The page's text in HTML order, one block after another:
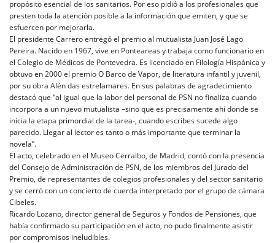
propósito esencial de los sanitarios. Por eso pidió a los profesionales que
presten toda la atención posible a la información que emiten, y que se
esfuercen por mejorarla.
El presidente Carrero entregó el premio al mutualista Juan José Lago
Pereira. Nacido en 1967, vive en Ponteareas y trabaja como funcionario en
el Colegio de Médicos de Pontevedra. Es licenciado en Filología Hispánica y
obtuvo en 2000 el premio O Barco de Vapor, de literatura infantil y juvenil,
por su obra Alén das estrelamares. En sus palabras de agradecimiento
destacó que “al igual que la labor del personal de PSN no finaliza cuando
incorpora a un nuevo mutualista –sino que es precisamente ahí donde se
inicia la etapa primordial de la tarea-, cuando escribes sucede algo
parecido. Llegar al lector es tanto o más importante que terminar la
novela”.
El acto, celebrado en el Museo Cerralbo, de Madrid, contó con la presencia
del Consejo de Administración de PSN, de los miembros del Jurado del
Premio, de representantes de colegios profesionales y del sector sanitario
y se cerró con un concierto de cuerda interpretado por el grupo de cámara
Cibeles.
Ricardo Lozano, director general de Seguros y Fondos de Pensiones, que
había confirmado su participación en el acto, no pudo finalmente asistir
por compromisos ineludibles.